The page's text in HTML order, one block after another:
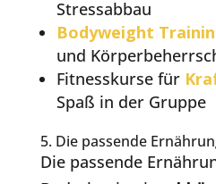
Stressabbau
Bodyweight
und
Fitnesskurse für
Spaß in der Gruppe
5. Die passende
Die passende